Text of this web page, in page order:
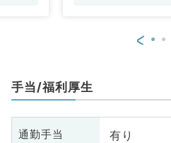
科、血液内科、
<
手当/福利厚生
通勤手当 有り